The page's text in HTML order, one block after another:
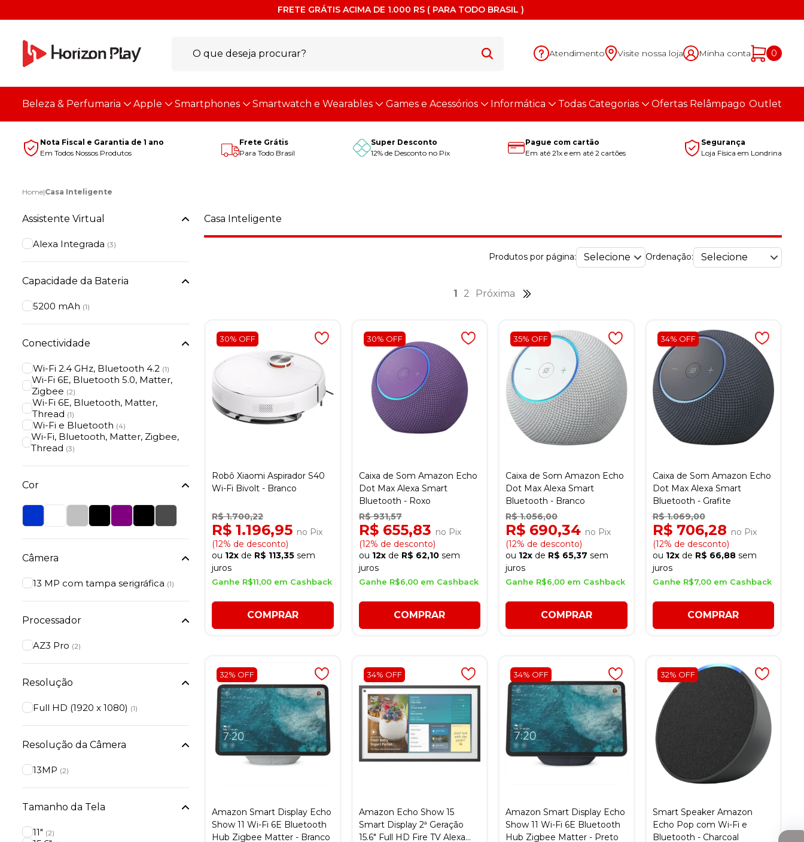
FRETE GRÁTIS ACIMA DE 1.000 RS ( PARA TODO BRASIL )
Atendimento Visite nossa loja Minha conta 0
Beleza & Perfumaria Apple Smartphones Smartwatch e Wearables Games e Acessórios Informática Todas Categorias Ofertas Relâmpago Outlet
Nota Fiscal e Garantia de 1 ano
Em Todos Nossos Produtos
Frete Grátis
Para Todo Brasil
Super Desconto
12% de Desconto no Pix
Pague com cartão
Em até 21x e em até 2 cartões
Segurança
Loja Física em Londrina
Home|Casa Inteligente
Assistente Virtual
Alexa Integrada (3)
Capacidade da Bateria
5200 mAh (1)
Conectividade
Wi-Fi 2.4 GHz, Bluetooth 4.2 (1)
Wi-Fi 6E, Bluetooth 5.0, Matter,
Zigbee (2)
Wi-Fi 6E, Bluetooth, Matter,
Thread (1)
Wi-Fi e Bluetooth (4)
Wi-Fi, Bluetooth, Matter, Zigbee,
Thread (3)
Cor
Câmera
13 MP com tampa serigráfica (1)
Processador
AZ3 Pro (2)
Resolução
Full HD (1920 x 1080) (1)
Resolução da Câmera
13MP (2)
Tamanho da Tela
11" (2)
Casa Inteligente
Produtos por página: Ordenação:
1 2 Próxima
30% OFF
Robô Xiaomi Aspirador S40
Wi-Fi Bivolt - Branco
R$ 1.700,22
R$ 1.196,95 no Pix
(12% de desconto)
ou 12x de R$ 113,35 sem
juros
Ganhe R$11,00 em Cashback
COMPRAR
30% OFF
Caixa de Som Amazon Echo
Dot Max Alexa Smart
Bluetooth - Roxo
R$ 931,57
R$ 655,83 no Pix
(12% de desconto)
ou 12xde R$ 62,10 sem
juros
Ganhe R$6,00 em Cashback
COMPRAR
35% OFF
Caixa de Som Amazon Echo
Dot Max Alexa Smart
Bluetooth - Branco
R$ 1.056,00
R$ 690,34 no Pix
(12% de desconto)
ou 12x de R$ 65,37 sem
juros
Ganhe R$6,00 em Cashback
COMPRAR
34% OFF
Caixa de Som Amazon Echo
Dot Max Alexa Smart
Bluetooth - Grafite
R$ 1.069,00
R$ 706,28 no Pix
(12% de desconto)
ou 12xde R$ 66,88 sem
juros
Ganhe R$7,00 em Cashback
COMPRAR
32% OFF
Amazon Smart Display Echo
Show 11 Wi-Fi 6E Bluetooth
Hub Zigbee Matter - Branco
34% OFF
Amazon Echo Show 15
Smart Display 2ª Geração
15.6" Full HD Fire TV Alexa
34% OFF
Amazon Smart Display Echo
Show 11 Wi-Fi 6E Bluetooth
Hub Zigbee Matter - Preto
32% OFF
Smart Speaker Amazon
Echo Pop com Wi-Fi e
Bluetooth - Charcoal